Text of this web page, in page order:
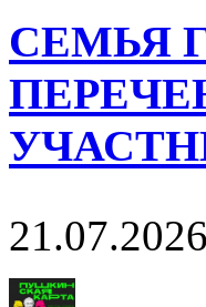
СЕМЬЯ
21.07.2026